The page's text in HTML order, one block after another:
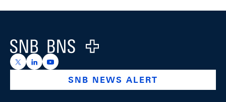
Logo
https://x.com/snb_bns
https://ch.linkedin.com/company/swiss-national-
https://www.youtube.com/@swissnationalbank
SNB NEWS ALERT